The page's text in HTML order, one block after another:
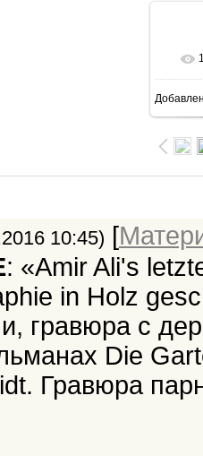
10:45) [
: «Amir Ali's
in Holz
гравюра с
Die
Гравюра